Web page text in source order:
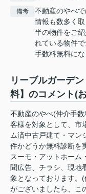
備考
不動産のやべ
情報も数多く
半の物件をご
れている物件
手数料無料に
リーブルガーデ
料】のコメント(
不動産のやべ(仲介手
客様を対象として、市
ム済中古戸建て・マン
件かどうか無料診断を
スーモ・アットホーム
聞広告、チラシ、現地
象となっております。
がございましたら、こ